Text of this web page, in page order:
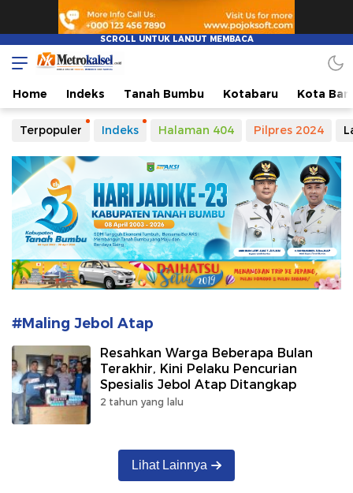
Metro Kalsel
Media Online Terkini, Faktual dan Mendidik
Home Indeks Tanah Bumbu Kotabaru Kota
Terpopuler Indeks Halaman 404 Pilpres 2024
#Maling Jebol Atap
Resahkan Warga Beberapa Bulan
Terakhir, Kini Pelaku Pencurian
Spesialis Jebol Atap Ditangkap
2 tahun yang lalu
Lihat Lainnya